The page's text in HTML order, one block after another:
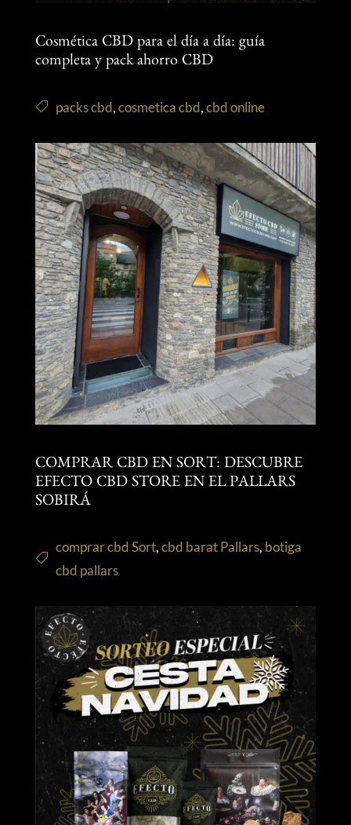
Cosmética CBD para el día a día: guía
completa y pack ahorro CBD
packs cbd,cosmetica cbd,cbd online
COMPRAR CBD EN SORT: DESCUBRE
EFECTO CBD STORE EN EL PALLARS
SOBIRÁ
comprar cbd Sort,cbd barat Pallars, botiga
cbd pallars